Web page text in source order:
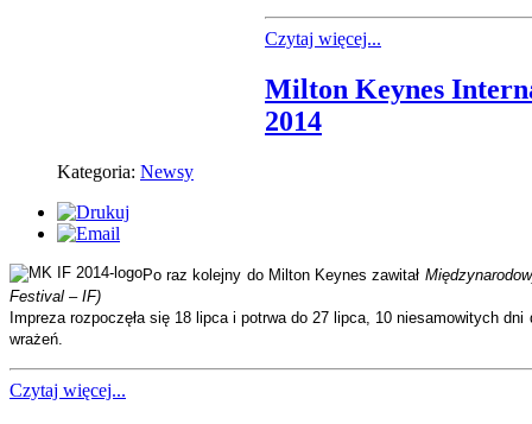
Czytaj więcej...
Milton Keynes
2014
Kategoria: Newsy
Po raz kolejny do Milton Keynes zawitał
Festival – IF)
Impreza rozpoczęła się 18 lipca i potrwa do 27 lipca, 10 niesamowitych
wrażeń.
Czytaj więcej...